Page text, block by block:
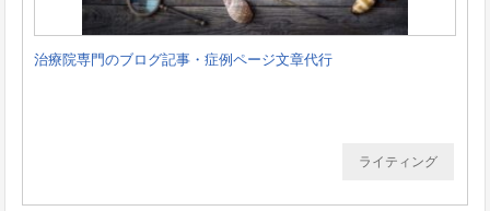
治療院専門のブログ記事・症例ページ文章代行
ライティング